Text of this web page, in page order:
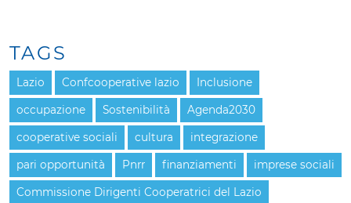
TAGS
Lazio Confcooperative lazio Inclusione
occupazione Sostenibilità Agenda2030
cooperative sociali cultura integrazione
pari opportunità Pnrr finanziamenti imprese sociali
Commissione Dirigenti Cooperatrici del Lazio